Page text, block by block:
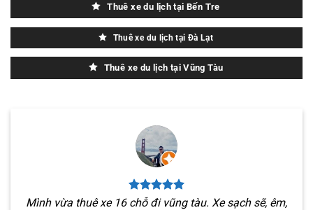
Thuê xe du lịch tại Bến Tre
Thuê xe du lịch tại Đà Lạt
Thuê xe du lịch tại Vũng Tàu
Mình vừa thuê xe 16 chỗ đi vũng tàu. Xe sạch sẽ, êm,